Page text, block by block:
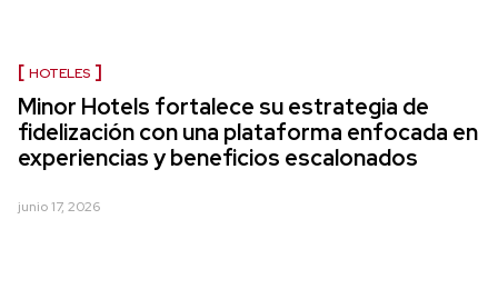
HOTELES
Minor Hotels fortalece su estrategia de
fidelización con una plataforma enfocada en
experiencias y beneficios escalonados
junio 17, 2026